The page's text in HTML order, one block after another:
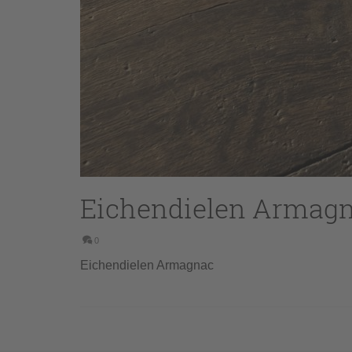
Eichendielen
0
Eichendielen Armagnac